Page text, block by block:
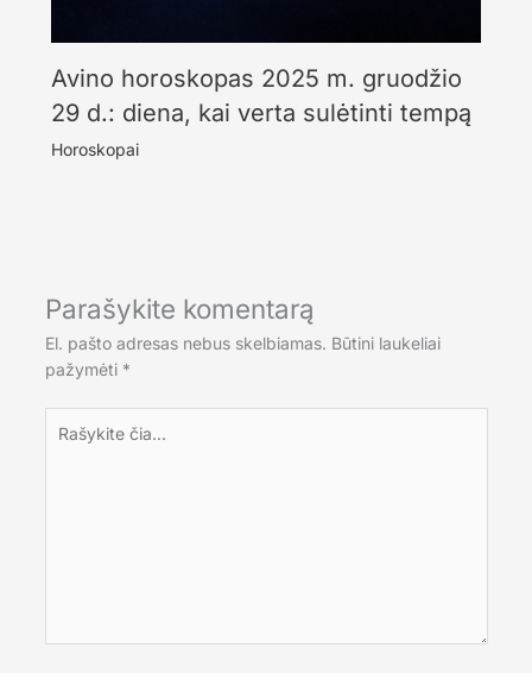
Avino horoskopas 2025 m. gruodžio
29 d.: diena, kai verta sulėtinti tempą
Horoskopai
Parašykite komentarą
El. pašto adresas nebus skelbiamas. Būtini laukeliai
pažymėti *
čia...